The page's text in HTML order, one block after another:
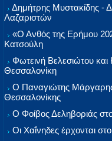
Δημήτρης Μυστακίδης -
Λαζαριστών
«Ο Ανθός της Ερήμου
Κατσούλη
Φωτεινή Βελεσιώτου
Θεσσαλονίκη
Ο Παναγιώτης
Θεσσαλονίκης
Ο Φοίβος Δεληβοριάς
Οι Χαΐνηδες έρχονται